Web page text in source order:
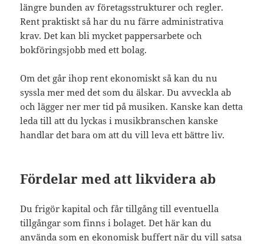
längre bunden av företagsstrukturer och regler.
Rent praktiskt så har du nu färre administrativa
krav. Det kan bli mycket pappersarbete och
bokföringsjobb med ett bolag.
Om det går ihop rent ekonomiskt så kan du nu
syssla mer med det som du älskar. Du avveckla ab
och lägger ner mer tid på musiken. Kanske kan detta
leda till att du lyckas i musikbranschen kanske
handlar det bara om att du vill leva ett bättre liv.
Fördelar med att likvidera ab
Du frigör kapital och får tillgång till eventuella
tillgångar som finns i bolaget. Det här kan du
använda som en ekonomisk buffert när du vill satsa